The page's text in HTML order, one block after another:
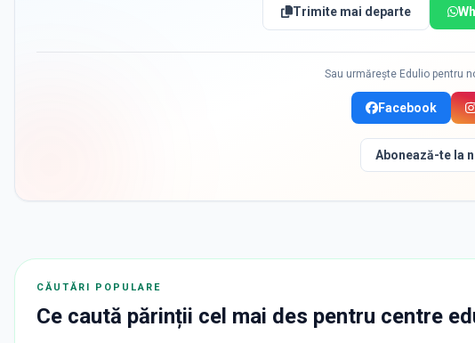
Trimite mai departe
Sau urmărește Edulio pentru
Facebook
Abonează-te la
CĂUTĂRI POPULARE
Ce caută părinții cel mai des pentru centre